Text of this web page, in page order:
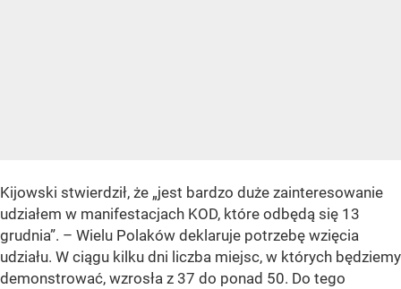
Kijowski stwierdził, że „jest bardzo duże zainteresowanie
udziałem w manifestacjach KOD, które odbędą się 13
grudnia”. – Wielu Polaków deklaruje potrzebę wzięcia
udziału. W ciągu kilku dni liczba miejsc, w których będziemy
demonstrować, wzrosła z 37 do ponad 50. Do tego